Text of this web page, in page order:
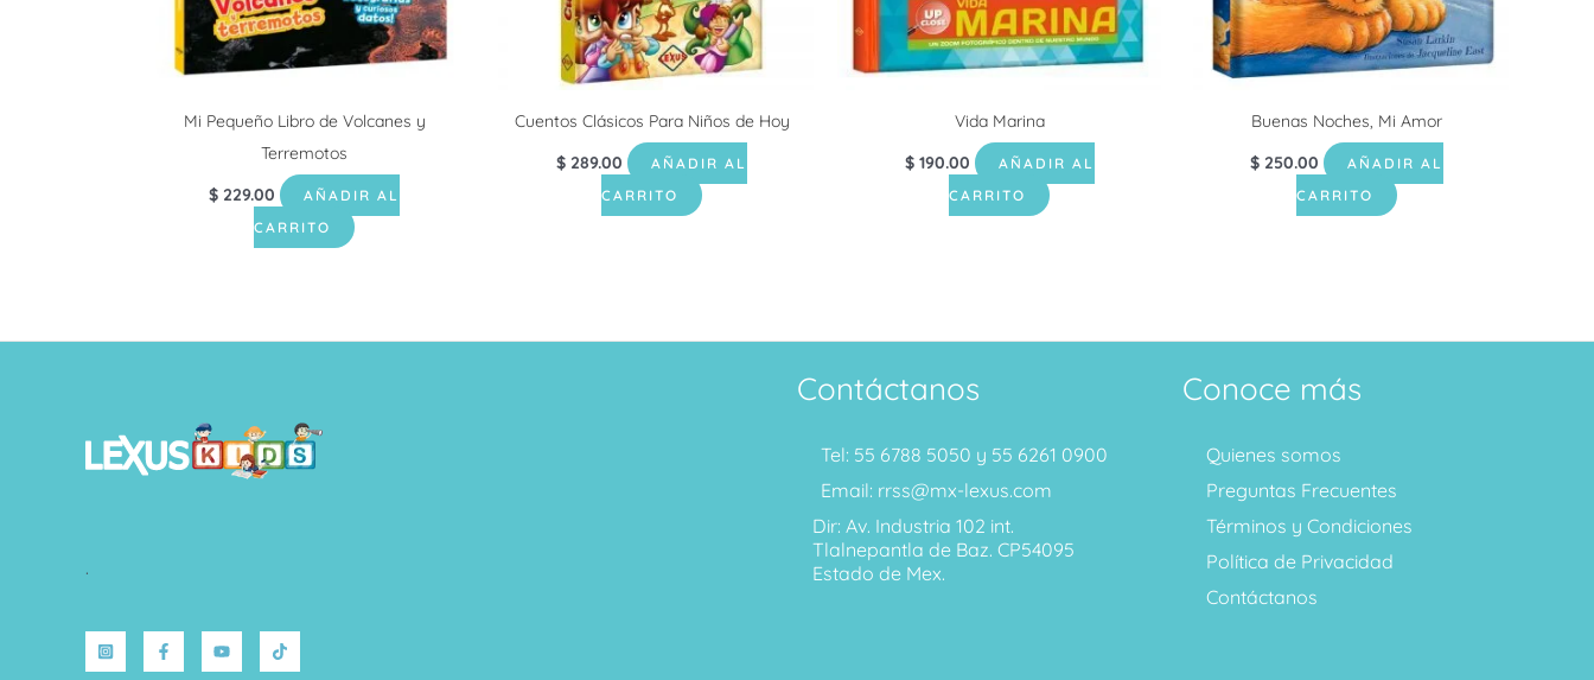
Mi Pequeño Libro de Volcanes y
Terremotos
$ 229.00
AÑADIR AL
CARRITO
Cuentos Clásicos Para Niños de Hoy
$ 289.00
AÑADIR AL
CARRITO
Vida Marina
$190.00
AÑADIR AL
CARRITO
Buenas Noches, Mi Amor
$ 250.00
AÑADIR AL
CARRITO
.
Contáctanos
Tel: 55 6788 5050 y 55 6261 0900
Email: rrss@mx-lexus.com
Dir: Av. Industria 102 int.
Tlalnepantla de Baz. CP54095
Estado de Mex.
Conoce más
Quienes somos
Preguntas Frecuentes
Términos y Condiciones
Política de Privacidad
Contáctanos